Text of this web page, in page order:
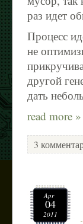
раз идет
Процесс
не
другой
дать
read more »
3
Apr
04
2011